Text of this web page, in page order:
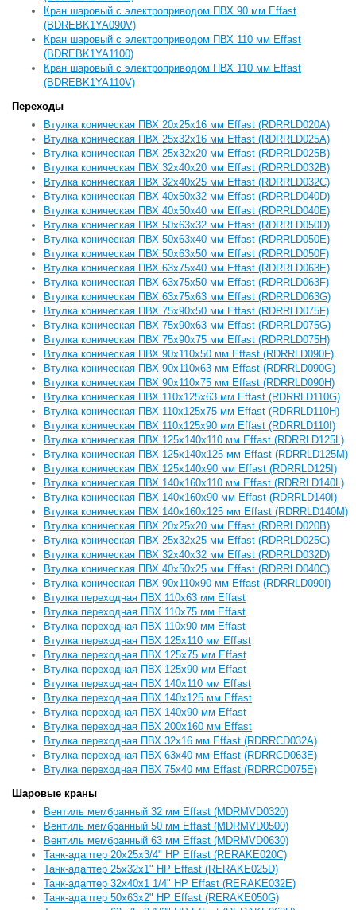
Кран шаровый с электроприводом ПВХ 90 мм Effast
(BDREBK1YA090V)
Кран шаровый с электроприводом ПВХ 110 мм Effast
(BDREBK1YA1100)
Кран шаровый с электроприводом ПВХ 110 мм Effast
(BDREBK1YA110V)
Переходы
Втулка коническая ПВХ 20x25x16 мм Effast (RDRRLD020A)
Втулка коническая ПВХ 25x32x16 мм Effast (RDRRLD025A)
Втулка коническая ПВХ 25x32x20 мм Effast (RDRRLD025B)
Втулка коническая ПВХ 32x40x20 мм Effast (RDRRLD032B)
Втулка коническая ПВХ 32x40x25 мм Effast (RDRRLD032C)
Втулка коническая ПВХ 40x50x32 мм Effast (RDRRLD040D)
Втулка коническая ПВХ 40x50x40 мм Effast (RDRRLD040E)
Втулка коническая ПВХ 50x63x32 мм Effast (RDRRLD050D)
Втулка коническая ПВХ 50x63x40 мм Effast (RDRRLD050E)
Втулка коническая ПВХ 50x63x50 мм Effast (RDRRLD050F)
Втулка коническая ПВХ 63x75x40 мм Effast (RDRRLD063E)
Втулка коническая ПВХ 63x75x50 мм Effast (RDRRLD063F)
Втулка коническая ПВХ 63x75x63 мм Effast (RDRRLD063G)
Втулка коническая ПВХ 75x90x50 мм Effast (RDRRLD075F)
Втулка коническая ПВХ 75x90x63 мм Effast (RDRRLD075G)
Втулка коническая ПВХ 75x90x75 мм Effast (RDRRLD075H)
Втулка коническая ПВХ 90x110x50 мм Effast (RDRRLD090F)
Втулка коническая ПВХ 90x110x63 мм Effast (RDRRLD090G)
Втулка коническая ПВХ 90x110x75 мм Effast (RDRRLD090H)
Втулка коническая ПВХ 110x125x63 мм Effast (RDRRLD110G)
Втулка коническая ПВХ 110x125x75 мм Effast (RDRRLD110H)
Втулка коническая ПВХ 110x125x90 мм Effast (RDRRLD110I)
Втулка коническая ПВХ 125x140x110 мм Effast (RDRRLD125L)
Втулка коническая ПВХ 125x140x125 мм Effast (RDRRLD125M)
Втулка коническая ПВХ 125x140x90 мм Effast (RDRRLD125I)
Втулка коническая ПВХ 140x160x110 мм Effast (RDRRLD140L)
Втулка коническая ПВХ 140x160x90 мм Effast (RDRRLD140I)
Втулка коническая ПВХ 140x160х125 мм Effast (RDRRLD140M)
Втулка коническая ПВХ 20x25x20 мм Effast (RDRRLD020B)
Втулка коническая ПВХ 25x32x25 мм Effast (RDRRLD025C)
Втулка коническая ПВХ 32x40x32 мм Effast (RDRRLD032D)
Втулка коническая ПВХ 40x50x25 мм Effast (RDRRLD040C)
Втулка коническая ПВХ 90x110x90 мм Effast (RDRRLD090I)
Втулка переходная ПВХ 110x63 мм Effast
Втулка переходная ПВХ 110x75 мм Effast
Втулка переходная ПВХ 110x90 мм Effast
Втулка переходная ПВХ 125x110 мм Effast
Втулка переходная ПВХ 125x75 мм Effast
Втулка переходная ПВХ 125x90 мм Effast
Втулка переходная ПВХ 140x110 мм Effast
Втулка переходная ПВХ 140x125 мм Effast
Втулка переходная ПВХ 140x90 мм Effast
Втулка переходная ПВХ 200x160 мм Effast
Втулка переходная ПВХ 32x16 мм Effast (RDRRCD032A)
Втулка переходная ПВХ 63x40 мм Effast (RDRRCD063E)
Втулка переходная ПВХ 75x40 мм Effast (RDRRCD075E)
Шаровые краны
Вентиль мембранный 32 мм Effast (MDRMVD0320)
Вентиль мембранный 50 мм Effast (MDRMVD0500)
Вентиль мембранный 63 мм Effast (MDRMVD0630)
Танк-адаптер 20х25х3/4" НР Effast (RERAKE020C)
Танк-адаптер 25х32х1" НР Effast (RERAKE025D)
Танк-адаптер 32х40х1 1/4" НР Effast (RERAKE032E)
Танк-адаптер 50х63х2" НР Effast (RERAKE050G)